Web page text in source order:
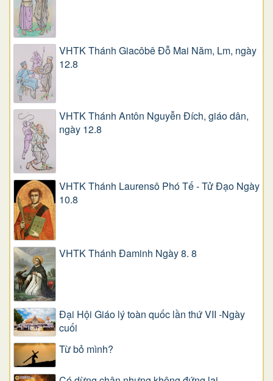
VHTK Thánh Giacôbê Ðỗ Mai Năm, Lm, ngày
12.8
VHTK Thánh Antôn Nguyễn Ðích, giáo dân,
ngày 12.8
VHTK Thánh Laurensô Phó Tế - Tử Đạo Ngày
10.8
VHTK Thánh Đaminh Ngày 8. 8
Đại Hội Giáo lý toàn quốc lần thứ VII -Ngày
cuối
Từ bỏ mình?